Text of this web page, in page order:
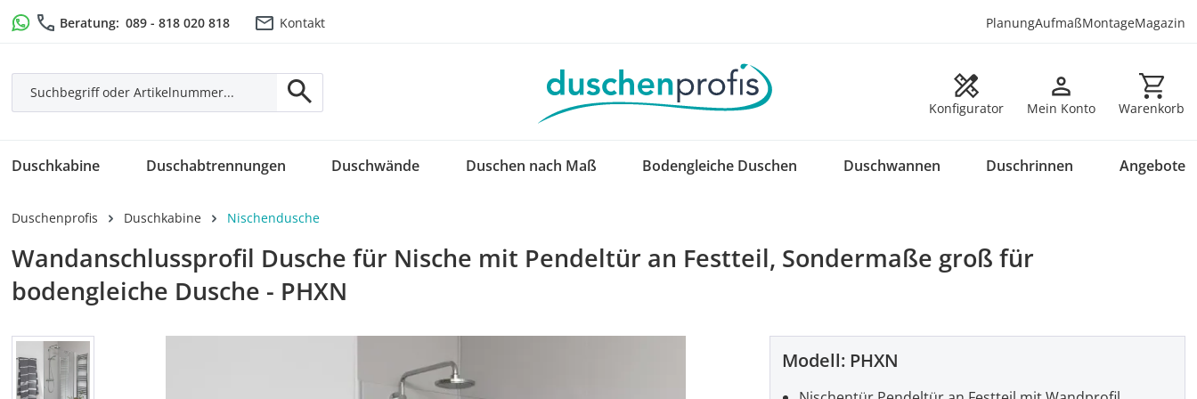
Hauptinhalt springen
Zur Suche springen
Zur Hauptnavigation springen
Beratung: 089 - 818 020 818 Kontakt PlanungAufmaßMontageMagazin
Konfigurator Mein Konto Warenkorb
Warenkorb
Duschkabine Duschabtrennungen Duschwände Duschen nach Maß Bodengleiche Duschen Duschwannen Duschrinnen Angebote
Duschenprofis Duschkabine Nischendusche
Wandanschlussprofil Dusche für Nische mit Pendeltür an Festteil, Sondermaße groß für
bodengleiche Dusche - PHXN
Bildergalerie überspringen
Modell: PHXN